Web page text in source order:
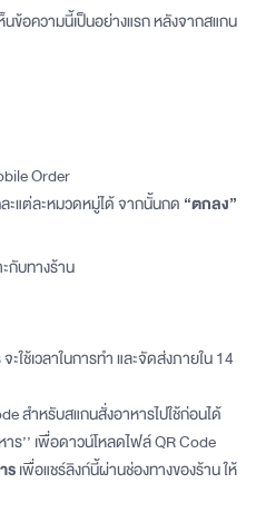
นข้อความนี้เป็นอย่างแรก หลังจากสแกน
Order
ะแต่ละหมวดหมู่ได้ จากนั้นกด “ตกลง”
กับทางร้าน
ใช้เวลาในการทำ และจัดส่งภายใน 14
สำหรับสแกนสั่งอาหารไปใช้ก่อนได้
ร’’ เพื่อดาวน์โหลดไฟล์ QR Code
รเพื่อแชร์ลิงก์นี้ผ่านช่องทางของร้าน ให้